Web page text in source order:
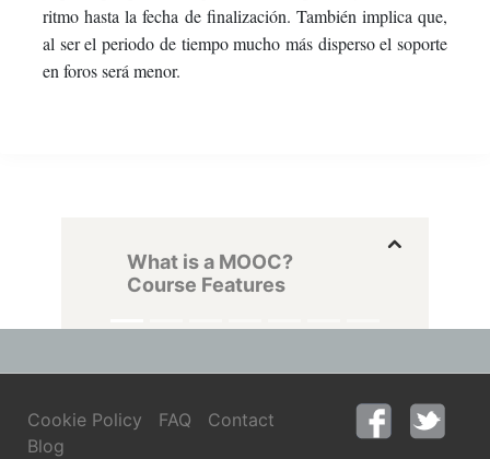
ritmo hasta la fecha de finalización. También implica que,
al ser el periodo de tiempo mucho más disperso el soporte
en foros será menor.
What is a MOOC?
Course Features
Cookie Policy FAQ
Contact
Blog